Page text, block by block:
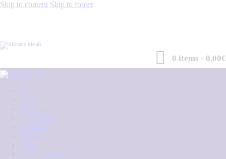
Skip to content Skip to footer
0 items - 0.00€
Home
Anelli
Bracciali
Orecchini
Collane
Esauriti
Blog
Il mio account